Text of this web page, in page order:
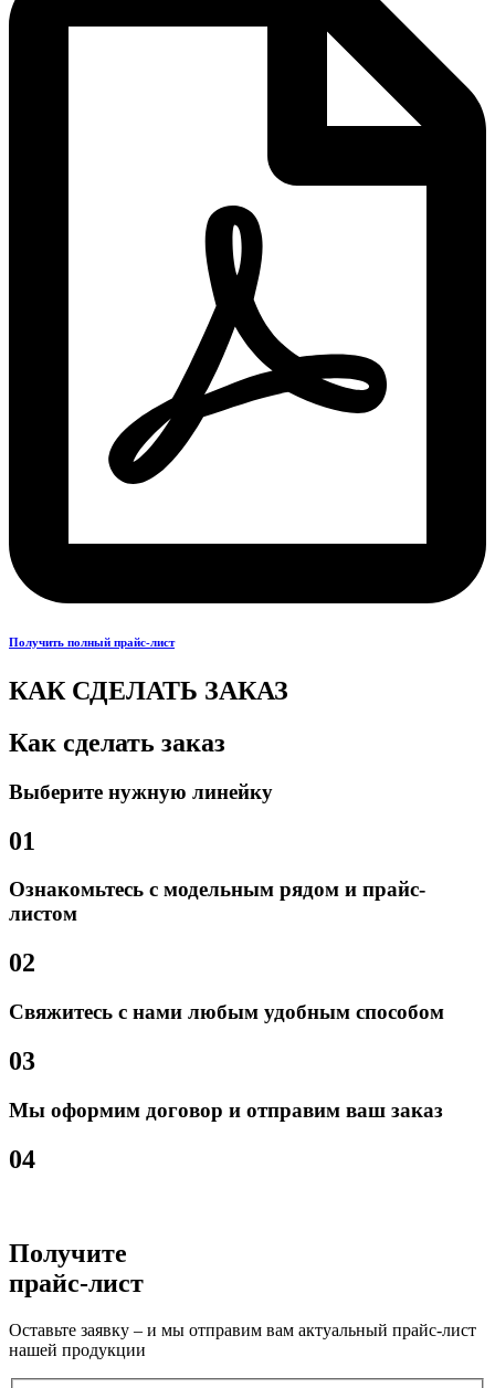
Получить полный прайс-лист
КАК СДЕЛАТЬ ЗАКАЗ
Как сделать заказ
Выберите нужную линейку
01
Ознакомьтесь с модельным рядом и прайс-
листом
02
Свяжитесь с нами любым удобным способом
03
Мы оформим договор и отправим ваш заказ
04
Получите
прайс-лист
Оставьте заявку – и мы отправим вам актуальный прайс-лист
нашей продукции